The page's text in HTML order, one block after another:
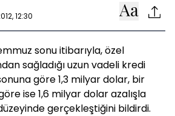
12:30
sonu itibarıyla, özel
sağladığı uzun vadeli kredi
göre 1,3 milyar dolar, bir
ise 1,6 milyar dolar azalışla
gerçekleştiğini bildirdi.